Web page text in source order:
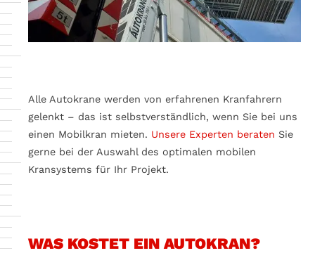
Alle Autokrane werden von erfahrenen Kranfahrern
gelenkt – das ist selbstverständlich, wenn Sie bei uns
einen Mobilkran mieten. Unsere Experten beraten Sie
gerne bei der Auswahl des optimalen mobilen
Kransystems für Ihr Projekt.
WAS KOSTET EIN AUTOKRAN?